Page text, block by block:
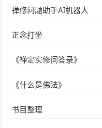
禅修问题助手AI机器人
正念打坐
《禅定实修问答录》
《什么是佛法》
书目整理